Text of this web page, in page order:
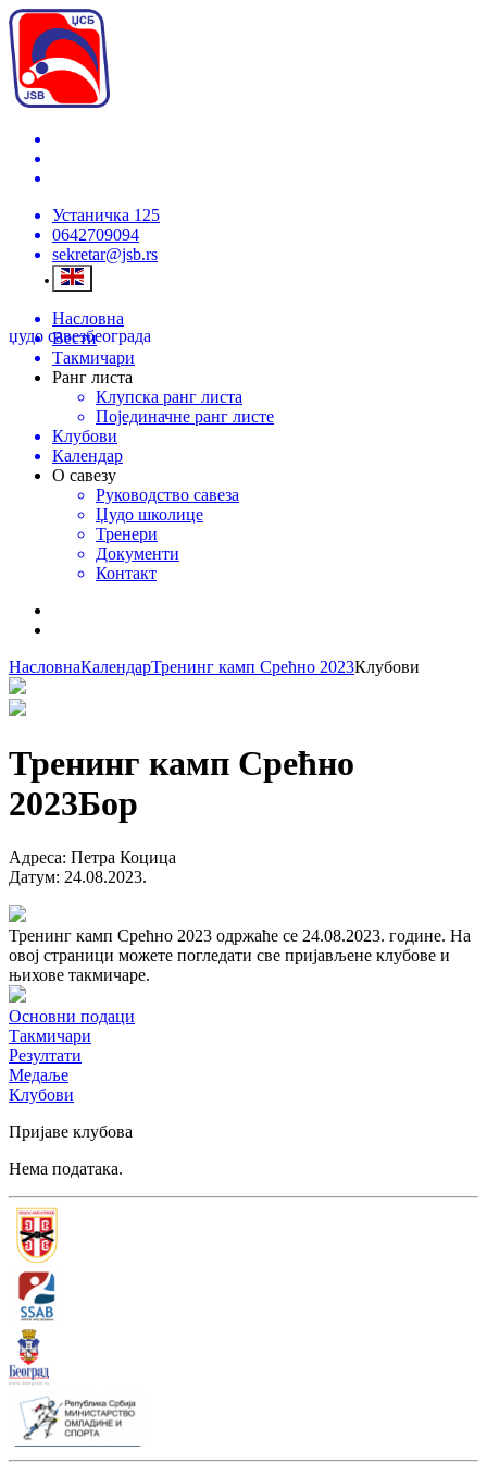
Устаничка 125
0642709094
sekretar@jsb.rs
џудо савезбеограда
Насловна
Вести
Такмичари
Ранг листа
Клупска ранг листа
Појединачне ранг листе
Клубови
Календар
О савезу
Руководство савеза
Џудо школице
Тренери
Документи
Контакт
НасловнаКалендарТренинг камп Срећно 2023Клубови
Тренинг камп Срећно
2023Бор
Адреса: Петра Коцица
Датум: 24.08.2023.
Тренинг камп Срећно 2023 одржаће се 24.08.2023. године. На
овој страници можете погледати све пријављене клубове и
њихове такмичаре.
Основни подаци
Такмичари
Резултати
Медаље
Клубови
Пријаве клубова
Нема података.